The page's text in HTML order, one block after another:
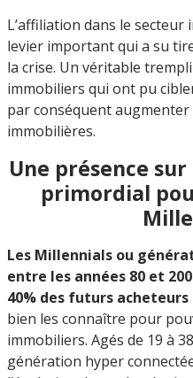
L’affiliation dans le
levier important qui a su
la crise. Un véritable
immobiliers qui ont pu
par conséquent
immobilières.
Une présence
primordial
Les Millennials ou
entre les années 80 et
40% des futurs acheteurs
bien les connaître pour
immobiliers. Agés de 19 à
génération hyper